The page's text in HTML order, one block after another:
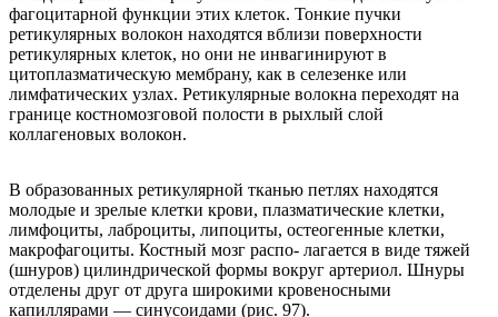
фагоцитарной функции этих клеток. Тонкие пучки
ретикулярных волокон находятся вблизи поверхности
ретикулярных клеток, но они не инвагинируют в
цитоплазматическую мембрану, как в селезенке или
лимфатических узлах. Ретикулярные волокна переходят на
границе костномозговой полости в рыхлый слой
коллагеновых волокон.
В образованных ретикулярной тканью петлях находятся
молодые и зрелые клетки крови, плазматические клетки,
лимфоциты, лаброциты, липоциты, остеогенные клетки,
макрофагоциты. Костный мозг распо- лагается в виде тяжей
(шнуров) цилиндрической формы вокруг артериол. Шнуры
отделены друг от друга широкими кровеносными
капиллярами — синусоидами (рис. 97).